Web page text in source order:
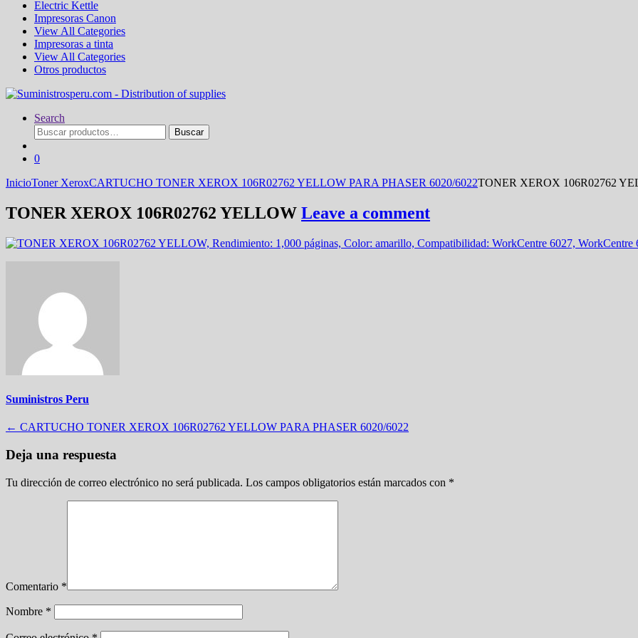
Electric Kettle
Impresoras Canon
View All Categories
Impresoras a tinta
View All Categories
Otros productos
Search
Buscar
por:
Buscar
0
InicioToner XeroxCARTUCHO TONER XEROX 106R02762 YELLOW PARA PHASER 6020/6022TONER XEROX 106R02762
TONER XEROX 106R02762 YELLOW Leave a comment
Suministros Peru
Navegación
de
entradas
← CARTUCHO TONER XEROX 106R02762 YELLOW PARA PHASER 6020/6022
Deja una respuesta
Tu dirección de correo electrónico no será publicada. Los campos obligatorios están marcados con *
Comentario *
Nombre *